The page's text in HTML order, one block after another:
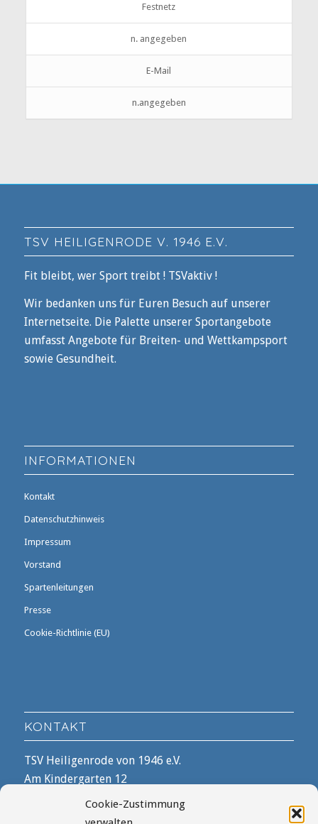
Cookie-Zustimmung
Festnetz
n. angegeben
E-Mail
n.angegeben
TSV HEILIGENRODE V. 1946 E.V.
Fit bleibt, wer Sport treibt ! TSVaktiv !
Wir bedanken uns für Euren Besuch auf unserer
Internetseite. Die Palette unserer Sportangebote
umfasst Angebote für Breiten- und Wettkampsport
sowie Gesundheit.
INFORMATIONEN
Kontakt
Datenschutzhinweis
Impressum
Vorstand
Spartenleitungen
Presse
Cookie-Richtlinie (EU)
KONTAKT
TSV Heiligenrode von 1946 e.V.
Am Kindergarten 12